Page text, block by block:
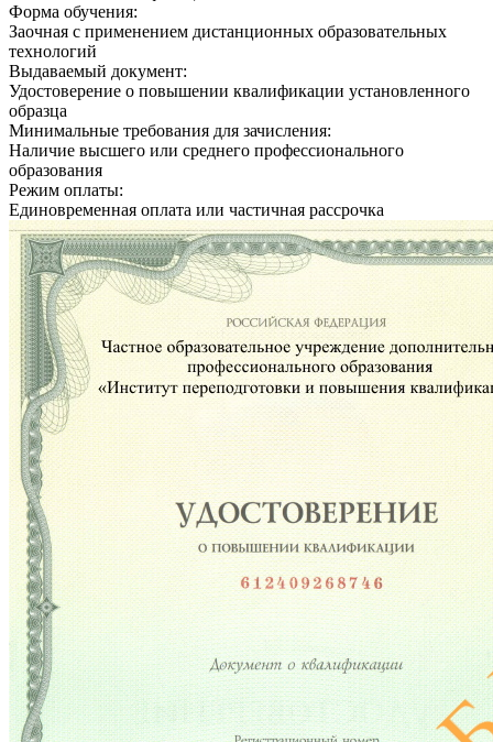
Форма обучения:
Заочная с применением дистанционных образовательных
технологий
Выдаваемый документ:
Удостоверение о повышении квалификации установленного
образца
Минимальные требования для зачисления:
Наличие высшего или среднего профессионального
образования
Режим оплаты:
Единовременная оплата или частичная рассрочка